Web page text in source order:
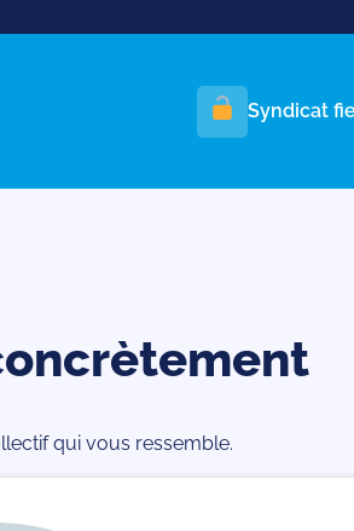
Syndicat
qui vous ressemble.